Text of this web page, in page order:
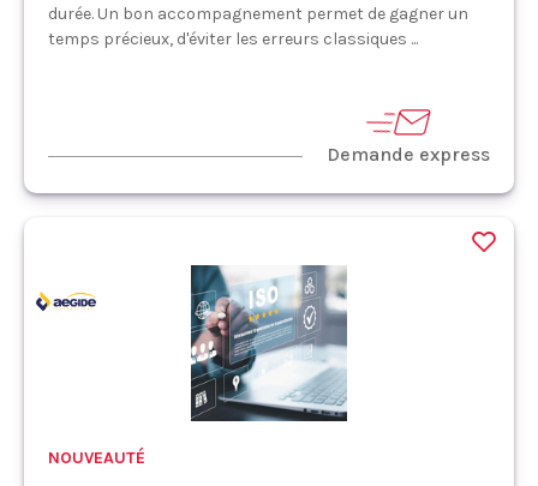
durée. Un bon accompagnement permet de gagner un
temps précieux, d'éviter les erreurs classiques ...
Demande express
NOUVEAUTÉ